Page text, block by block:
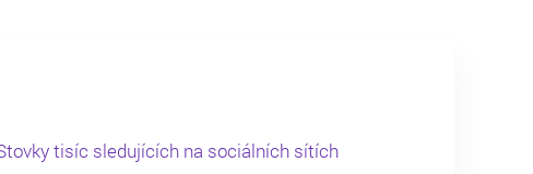
tisíc sledujících na sociálních sítích